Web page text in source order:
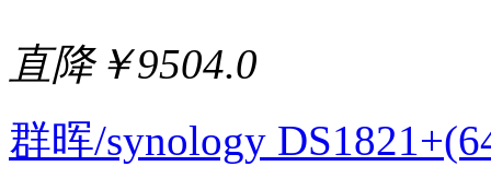
直降￥9504.0
群晖/synology